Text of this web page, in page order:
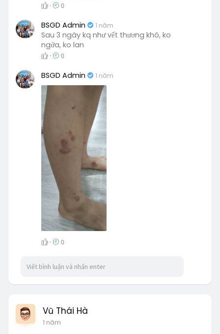
· 0
BSGD Admin 1 năm
Sau 3 ngày kq như vết thương khô, ko
ngứa, ko lan
· 0
BSGD Admin 1 năm
· 0
Vũ Thái Hà
1 năm